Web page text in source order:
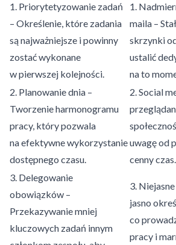
1. Priorytetyzowanie zadań
– Określenie, które zadania
są najważniejsze i powinny
zostać wykonane
w pierwszej kolejności.
1.
maila –
skrzynki
ustalić
na to
2. Planowanie dnia –
Tworzenie harmonogramu
pracy, który pozwala
na efektywne wykorzystanie
dostępnego czasu.
2. Social
uwagę od
cenny czas.
3. Delegowanie
obowiązków –
Przekazywanie mniej
kluczowych zadań innym
3.
jasno
co
pracy i